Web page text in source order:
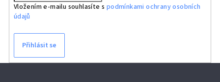
Vložením e-mailu souhlasíte s podmínkami ochrany osobních
údajů
Přihlásit se